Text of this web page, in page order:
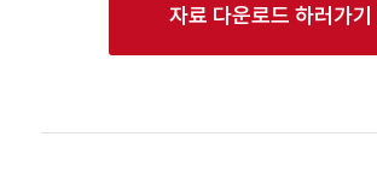
자료 다운로드 하러가기